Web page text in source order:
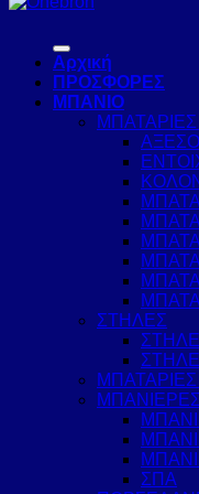
Αρχική
ΠΡΟΣΦΟΡΕΣ
ΜΠΑΝΙΟ
ΣΤΗΛΕΣ
ΜΠΑΤΑΡΙΕΣ
ΜΠΑΝΙΕΡΕΣ
ΣΠΑ